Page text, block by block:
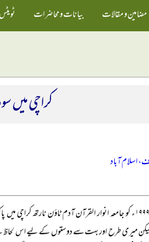
مضامین و مقالات بیانات و محاضرات ٹویٹس
کراچی میں
اسلام آباد
۲۵ اپریل ۱۹۹۹ء کو جامعہ انوار القرآن آدم ٹاؤن نارتھ
میری طرح اور بہت سے دوستوں کے لیے اس لحاظ